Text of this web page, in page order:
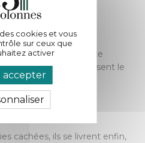
intimes de l’existence
ceux qui les connaissent le
cachées, ils se livrent enfin,
cookies et vous
sur ceux que
activer
accepter